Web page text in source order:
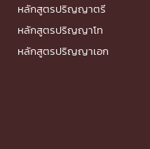
หลักสูตรปริญญาตรี
หลักสูตรปริญญาโท
หลักสูตรปริญญาเอก